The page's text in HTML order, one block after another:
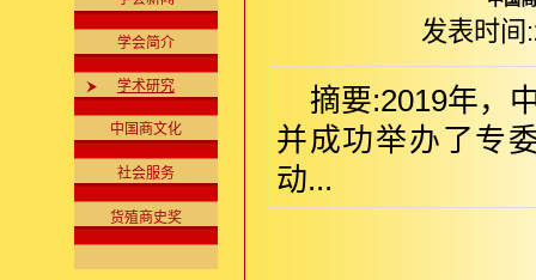
学会简介
学术研究
中国商文化
社会服务
货殖商史奖
发表时
摘要:2019年，
并成功举办了专
动...